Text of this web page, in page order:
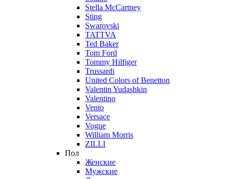
Stella McCartney
Sting
Swarovski
TATTVA
Ted Baker
Tom Ford
Tommy Hilfiger
Trussardi
United Colors of Benetton
Valentin Yudashkin
Valentino
Vento
Versace
Vogue
William Morris
ZILLI
Пол
Женские
Мужские